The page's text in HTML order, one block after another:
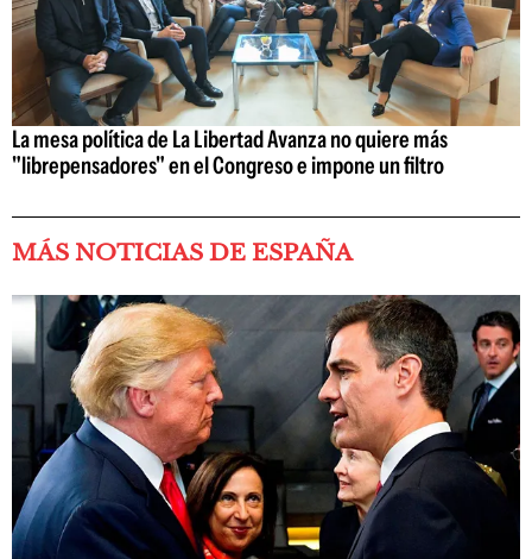
La mesa política de La Libertad Avanza no quiere más
"librepensadores" en el Congreso e impone un filtro
MÁS NOTICIAS DE ESPAÑA